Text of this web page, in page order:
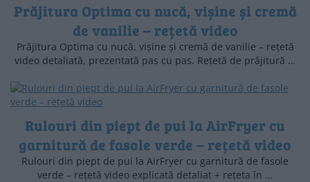
Prăjitura Optima cu nucă, vișine și cremă
de vanilie – rețetă video
Prăjitura Optima cu nucă, vișine și cremă de vanilie – rețetă
video detaliată, prezentată pas cu pas. Rețetă de prăjitură …
Rulouri din piept de pui la AirFryer cu
garnitură de fasole verde – rețetă video
Rulouri din piept de pui la AirFryer cu garnitură de fasole
verde – rețetă video explicată detaliat + rețeta în …